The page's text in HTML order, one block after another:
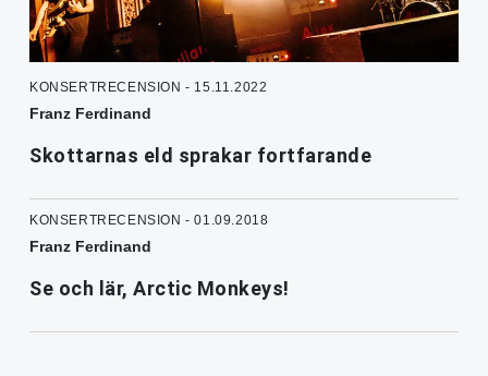
KONSERTRECENSION - 15.11.2022
Franz Ferdinand
Skottarnas eld sprakar fortfarande
KONSERTRECENSION - 01.09.2018
Franz Ferdinand
Se och lär, Arctic Monkeys!